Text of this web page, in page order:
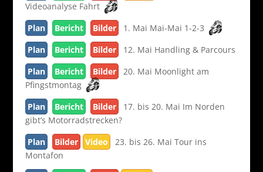
Videoanalyse Fahrt
Plan
Bericht Bilder
1. Mai Mai-Mai 1-2-3
Plan
Bericht Bilder
12. Mai Handling & Parcours
Plan
Bericht Bilder
20. Mai Moonlight am
Pfingstmontag
Plan
Bericht Bilder
17. bis 20. Mai Im Norden
gibt’s Motorradstrecken?
Plan
Bilder Video
23. bis 26. Mai Tour ins
Montafon